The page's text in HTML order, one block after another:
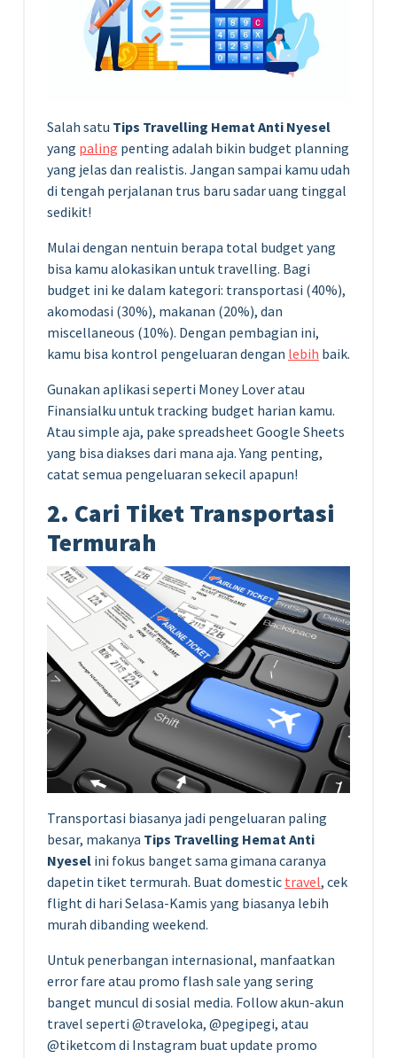
Salah satu Tips Travelling Hemat Anti Nyesel
yang paling penting adalah bikin budget planning
yang jelas dan realistis. Jangan sampai kamu udah
di tengah perjalanan trus baru sadar uang tinggal
sedikit!
Mulai dengan nentuin berapa total budget yang
bisa kamu alokasikan untuk travelling. Bagi
budget ini ke dalam kategori: transportasi (40%),
akomodasi (30%), makanan (20%), dan
miscellaneous (10%). Dengan pembagian ini,
kamu bisa kontrol pengeluaran dengan lebih baik.
Gunakan aplikasi seperti Money Lover atau
Finansialku untuk tracking budget harian kamu.
Atau simple aja, pake spreadsheet Google Sheets
yang bisa diakses dari mana aja. Yang penting,
catat semua pengeluaran sekecil apapun!
2. Cari Tiket Transportasi
Termurah
Transportasi biasanya jadi pengeluaran paling
besar, makanya Tips Travelling Hemat Anti
Nyesel ini fokus banget sama gimana caranya
dapetin tiket termurah. Buat domestic travel, cek
flight di hari Selasa-Kamis yang biasanya lebih
murah dibanding weekend.
Untuk penerbangan internasional, manfaatkan
error fare atau promo flash sale yang sering
banget muncul di sosial media. Follow akun-akun
travel seperti @traveloka, @pegipegi, atau
@tiketcom di Instagram buat update promo